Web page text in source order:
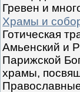
Гревен и
Храмы и
Готическая
Амьенский и
Парижской
храмы,